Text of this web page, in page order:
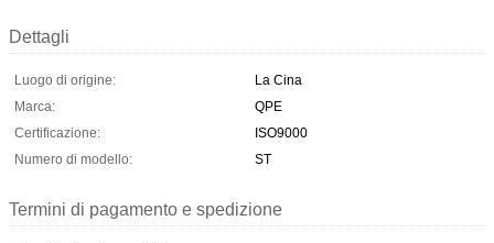
Dettagli
Luogo di origine:
La Cina
Marca:
QPE
Certificazione:
ISO9000
Numero di modello:
ST
Termini di pagamento e spedizione